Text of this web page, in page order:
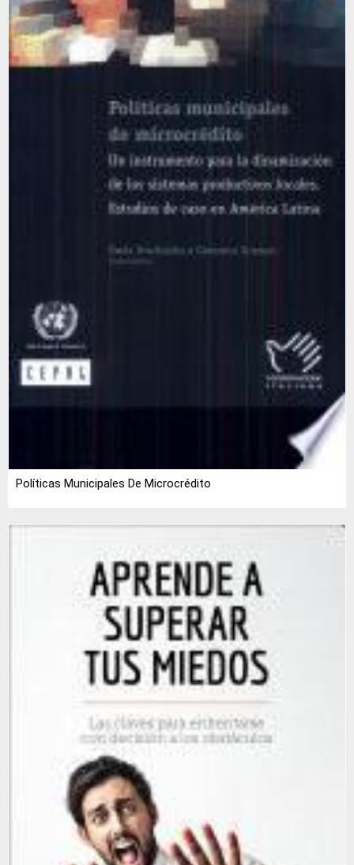
Políticas Municipales De Microcrédito